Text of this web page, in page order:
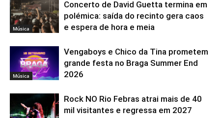
Música
Concerto de David Guetta termina em
polémica: saída do recinto gera caos
e espera de hora e meia
Música
Vengaboys e Chico da Tina prometem
grande festa no Braga Summer End
2026
Rock NO Rio Febras atrai mais de 40
mil visitantes e regressa em 2027